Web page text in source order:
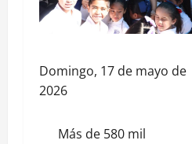
Domingo, 17 de mayo de
2026
Más de 580 mil